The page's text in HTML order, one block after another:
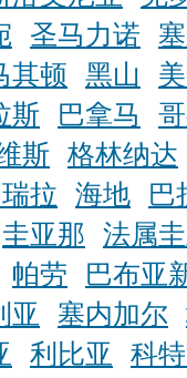
圣马力诺
其顿 黑山
斯 巴拿马
斯 格林纳达
拉 海地
巴
圭亚那
法属
帕劳
巴布亚
亚 塞内加尔
利比亚
科